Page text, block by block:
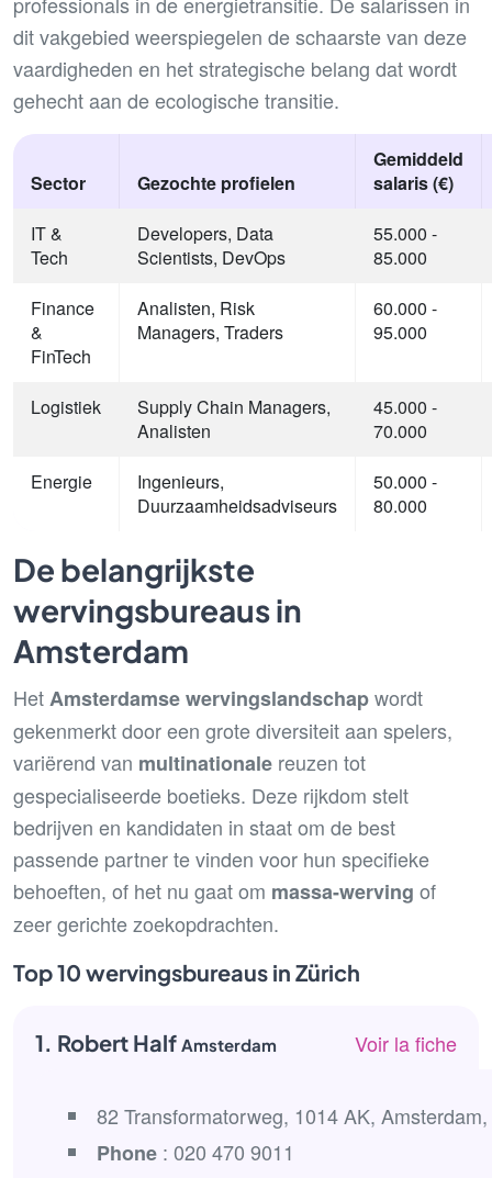
dit vakgebied weerspiegelen de schaarste van deze
vaardigheden en het strategische belang dat wordt
gehecht aan de ecologische transitie.
Sector Gezochte profielen
Gemiddeld
salaris (€)
IT &
Tech
Developers, Data
Scientists, DevOps
55.000 -
85.000
Finance
&
FinTech
Analisten, Risk
Managers, Traders
60.000 -
95.000
Logistiek
Supply Chain Managers,
Analisten
45.000 -
70.000
Energie
Ingenieurs,
Duurzaamheidsadviseurs
50.000 -
80.000
De belangrijkste
wervingsbureaus in
Amsterdam
HetAmsterdamse wervingslandschapwordt
gekenmerkt door een grote diversiteit aan spelers,
variërend van multinationale reuzen tot
gespecialiseerde boetieks. Deze rijkdom stelt
bedrijven en kandidaten in staat om de best
passende partner te vinden voor hun specifieke
behoeften, of het nu gaat om massa-werving of
zeer gerichte zoekopdrachten.
Top 10 wervingsbureaus in Zürich
Voir la fiche
1. Robert Half Amsterdam
82 Transformatorweg, 1014 AK,
Phone : 020 470 9011